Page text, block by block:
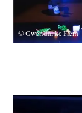
© Gwendal Le Flem